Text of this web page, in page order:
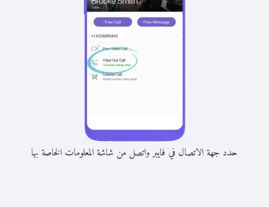
حدد جهة الاتصال في فايبر واتصل من شاشة المعلومات الخاصة بها